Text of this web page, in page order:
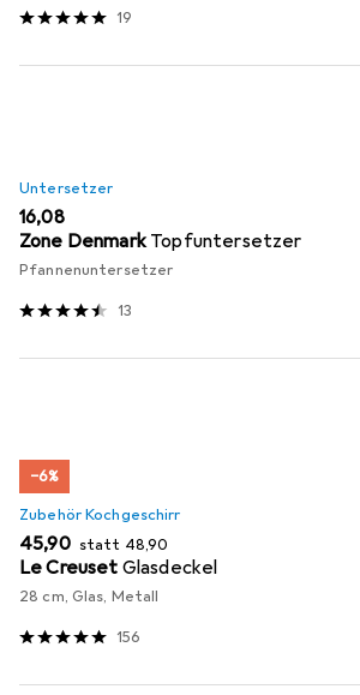
19
Untersetzer
EUR
16,08
Zone Denmark Topfuntersetzer
Pfannenuntersetzer
13
−6%
Zubehör Kochgeschirr
EUR
45,90 statt EUR
48,90
Le Creuset Glasdeckel
28 cm, Glas, Metall
156